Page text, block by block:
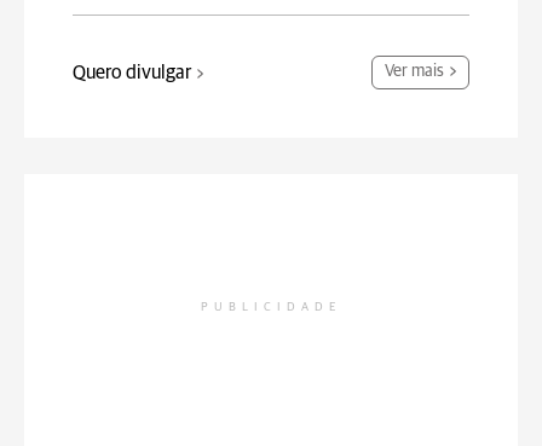
Quero divulgar Ver mais
PUBLICIDADE